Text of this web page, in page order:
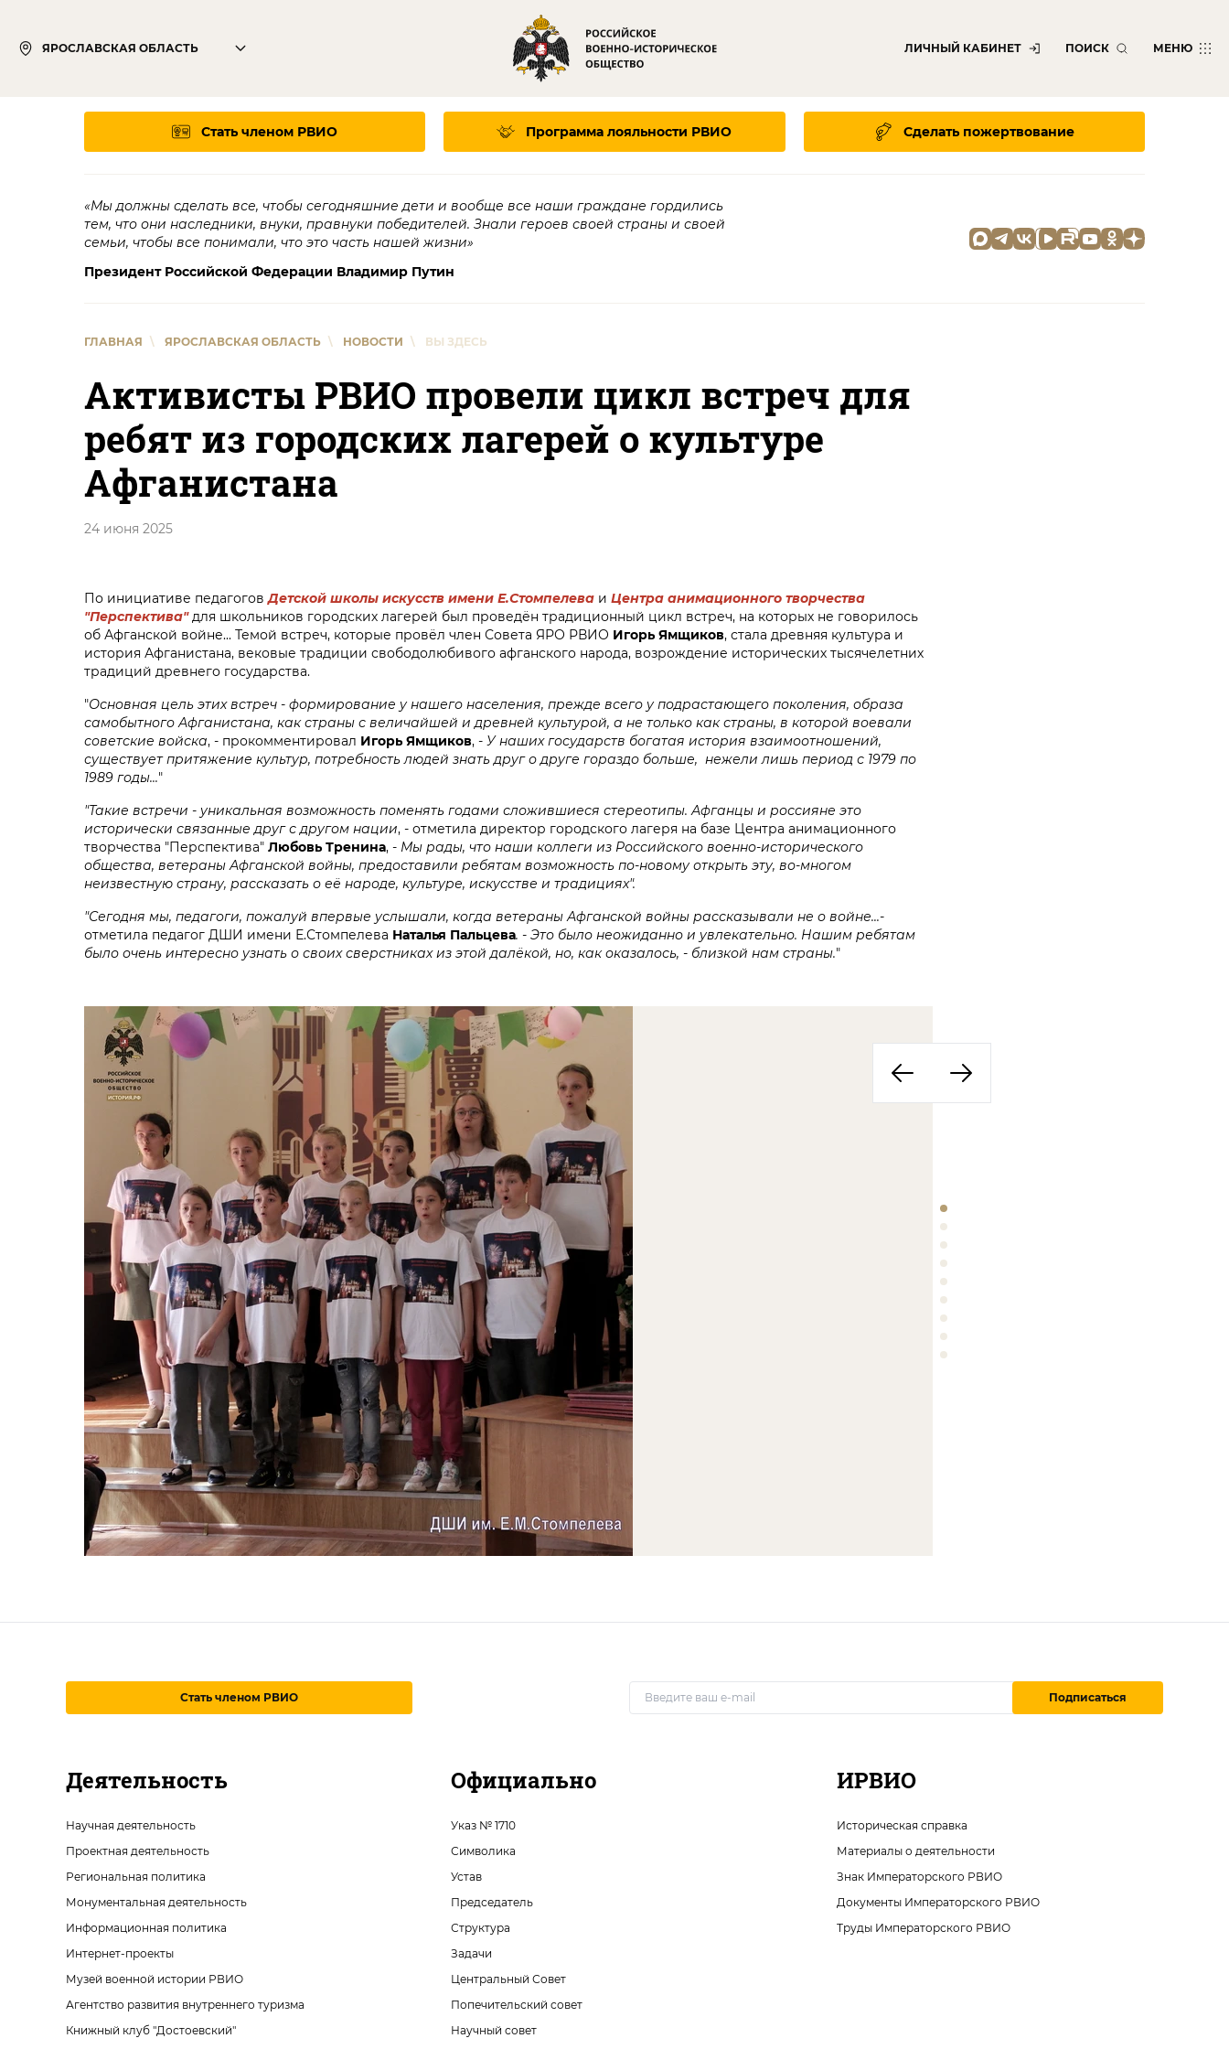
ЯРОСЛАВСКАЯ ОБЛАСТЬ ЛИЧНЫЙ КАБИНЕТ ПОИСК МЕНЮ
Стать членом РВИО Программа лояльности РВИО Сделать пожертвование
«Мы должны сделать все, чтобы сегодняшние дети и вообще все наши граждане гордились
тем, что они наследники, внуки, правнуки победителей. Знали героев своей страны и своей
семьи, чтобы все понимали, что это часть нашей жизни»
Президент Российской Федерации Владимир Путин
ГЛАВНАЯ \ ЯРОСЛАВСКАЯ ОБЛАСТЬ \ НОВОСТИ \ ВЫ ЗДЕСЬ
Активисты РВИО провели цикл встреч для
ребят из городских лагерей о культуре
Афганистана
24 июня 2025
По инициативе педагоговДетской школы искусств имени Е.Стомпелева и Центра анимационного творчества
"Перспектива"для школьников городских лагерей был проведён традиционный цикл встреч, на которых не говорилось
об Афганской войне... Темой встреч, которые провёл член Совета ЯРО РВИО Игорь Ямщиков, стала древняя культура и
история Афганистана, вековые традиции свободолюбивого афганского народа, возрождение исторических тысячелетних
традиций древнего государства.
"Основная цель этих встреч - формирование у нашего населения, прежде всего у подрастающего поколения, образа
самобытного Афганистана, как страны с величайшей и древней культурой, а не только как страны, в которой воевали
советские войска, - прокомментировал Игорь Ямщиков, - У наших государств богатая история взаимоотношений,
существует притяжение культур, потребность людей знать друг о друге гораздо больше, нежели лишь период с 1979 по
1989 годы..."
"Такие встречи - уникальная возможность поменять годами сложившиеся стереотипы. Афганцы и россияне это
исторически связанные друг с другом нации, - отметила директор городского лагеря на базе Центра анимационного
творчества "Перспектива" Любовь Тренина, - Мы рады, что наши коллеги из Российского военно-исторического
общества, ветераны Афганской войны, предоставили ребятам возможность по-новому открыть эту, во-многом
неизвестную страну, рассказать о её народе, культуре, искусстве и традициях".
"Сегодня мы, педагоги, пожалуй впервые услышали, когда ветераны Афганской войны рассказывали не о войне...-
отметила педагог ДШИ имени Е.Стомпелева Наталья Пальцева. - Это было неожиданно и увлекательно. Нашим ребятам
было очень интересно узнать о своих сверстниках из этой далёкой, но, как оказалось, - близкой нам страны."
Стать членом РВИО Подписаться
Деятельность
Научная деятельность
Проектная деятельность
Региональная политика
Монументальная деятельность
Информационная политика
Интернет-проекты
Музей военной истории РВИО
Агентство развития внутреннего туризма
Книжный клуб "Достоевский"
Официально
Указ № 1710
Символика
Устав
Председатель
Структура
Задачи
Центральный Совет
Попечительский совет
Научный совет
ИРВИО
Историческая справка
Материалы о деятельности
Знак Императорского РВИО
Документы Императорского РВИО
Труды Императорского РВИО